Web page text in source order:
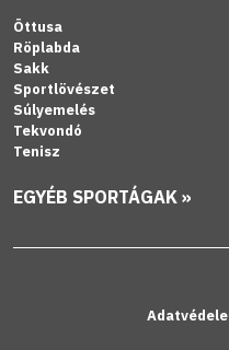
Öttusa
Röplabda
Sakk
Sportlövészet
Súlyemelés
Tekvondó
Tenisz
EGYÉB SPORTÁGAK »